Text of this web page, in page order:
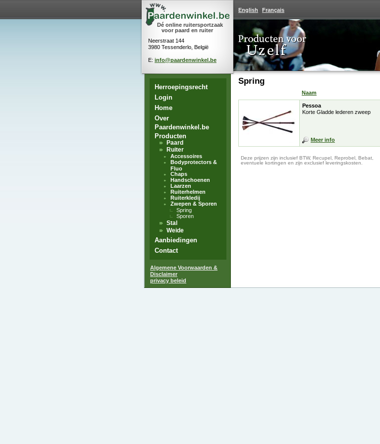
Dé online ruitersportzaak
voor paard en ruiter
Neerstraat 144
3980 Tessenderlo, België
E: info@paardenwinkel.be
Herroepingsrecht
Login
Home
Over
Paardenwinkel.be
Producten
Paard
Ruiter
Accessoires
Bodyprotectors &
Fluo
Chaps
Handschoenen
Laarzen
Ruiterhelmen
Ruiterkledij
Zwepen & Sporen
Spring
Sporen
Stal
Weide
Aanbiedingen
Contact
English Français
Spring
Naam
Meer info
Pessoa
Korte Gladde lederen zweep
Deze prijzen zijn inclusief BTW, Recupel, Reprobel, Bebat,
eventuele kortingen en zijn exclusief leveringskosten.
Algemene Voorwaarden &
Disclaimer
privacy beleid